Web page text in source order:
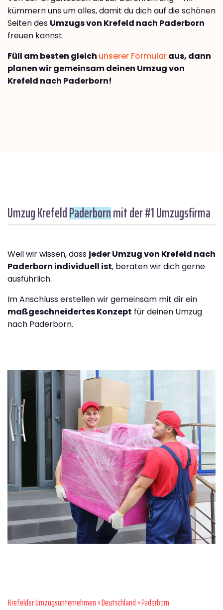
kümmern uns um alles, damit du dich auf die schönen
Seiten des Umzugs von Krefeld nach Paderborn
freuen kannst.
Füll am besten gleich unserer Formularaus, dann
planen wir gemeinsam deinen Umzug von
Krefeld nach Paderborn!
Umzug KrefeldPaderbornmit der #1 Umzugsfirma
Weil wir wissen, dass jeder Umzug von Krefeld nach
Paderborn individuell ist, beraten wir dich gerne
ausführlich.
Im Anschluss erstellen wir gemeinsam mit dir ein
maßgeschneidertes Konzept für deinen Umzug
nach Paderborn.
Krefelder Umzugsunternehmen»Deutschland» Paderborn